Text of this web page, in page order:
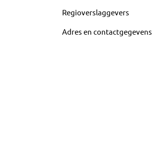
Regioverslaggevers
Adres en contactgegevens